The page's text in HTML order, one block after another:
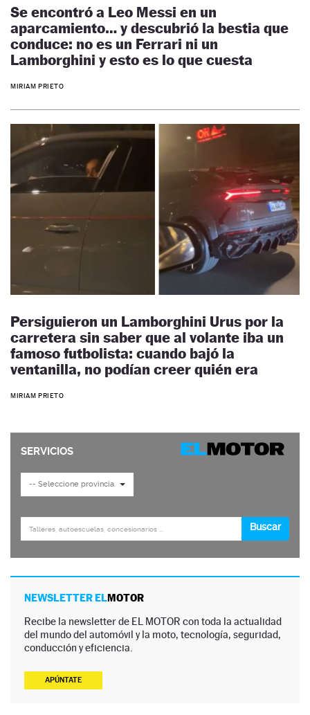
Se encontró a Leo Messi en un
aparcamiento… y descubrió la bestia que
conduce: no es un Ferrari ni un
Lamborghini y esto es lo que cuesta
MIRIAM PRIETO
Persiguieron un Lamborghini Urus por la
carretera sin saber que al volante iba un
famoso futbolista: cuando bajó la
ventanilla, no podían creer quién era
MIRIAM PRIETO
NEWSLETTER ELMOTOR
Recibe la newsletter de EL MOTOR con toda la actualidad
del mundo del automóvil y la moto, tecnología, seguridad,
conducción y eficiencia.
APÚNTATE